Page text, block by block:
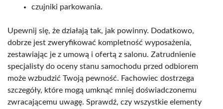
czujniki parkowania.
Upewnij się, że działają tak, jak powinny. Dodatkowo,
dobrze jest zweryfikować kompletność wyposażenia,
zestawiając je z umową i ofertą z salonu. Zatrudnienie
specjalisty do oceny stanu samochodu przed odbiorem
może wzbudzić Twoją pewność. Fachowiec dostrzega
szczegóły, które mogą umknąć mniej doświadczonemu
zwracającemu uwagę. Sprawdź, czy wszystkie elementy